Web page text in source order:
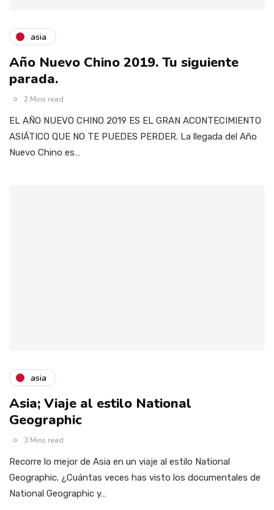
asia
Año Nuevo Chino 2019. Tu siguiente
parada.
2 Mins read
EL AÑO NUEVO CHINO 2019 ES EL GRAN ACONTECIMIENTO
ASIÁTICO QUE NO TE PUEDES PERDER. La llegada del Año
Nuevo Chino es…
asia
Asia; Viaje al estilo National
Geographic
3 Mins read
Recorre lo mejor de Asia en un viaje al estilo National
Geographic. ¿Cuántas veces has visto los documentales de
National Geographic y…